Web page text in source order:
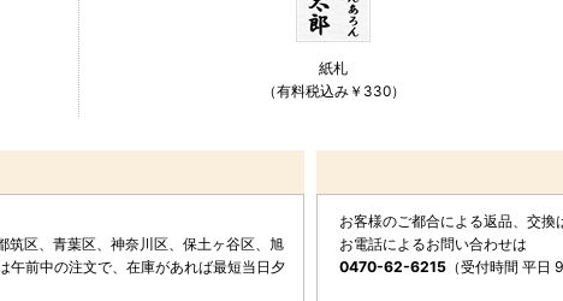
紙札
（有料税込み￥330）
区、青葉区、神奈川区、保土ヶ谷区、旭
午前中の注文で、在庫があれば最短当日夕
お客様のご都合による返品、交換
お電話によるお問い合わせは
0470-62-6215 （受付時間 平日